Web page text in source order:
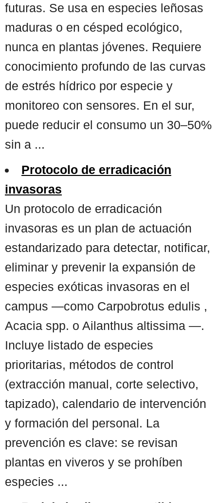
futuras. Se usa en especies leñosas
maduras o en césped ecológico,
nunca en plantas jóvenes. Requiere
conocimiento profundo de las curvas
de estrés hídrico por especie y
monitoreo con sensores. En el sur,
puede reducir el consumo un 30–50%
sin a ...
Protocolo de erradicación
invasoras
Un protocolo de erradicación
invasoras es un plan de actuación
estandarizado para detectar, notificar,
eliminar y prevenir la expansión de
especies exóticas invasoras en el
campus —como Carpobrotus edulis ,
Acacia spp. o Ailanthus altissima —.
Incluye listado de especies
prioritarias, métodos de control
(extracción manual, corte selectivo,
tapizado), calendario de intervención
y formación del personal. La
prevención es clave: se revisan
plantas en viveros y se prohíben
especies ...